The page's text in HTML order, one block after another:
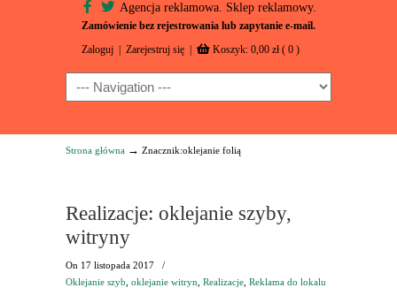
Agencja reklamowa. Sklep reklamowy.
Zamówienie bez rejestrowania lub zapytanie e-mail.
Zaloguj Zarejestruj się Koszyk: 0,00 zł ( 0 )
Navigation
Strona główna → Znacznik:oklejanie folią
Realizacje: oklejanie szyby,
witryny
On 17 listopada 2017
/
Oklejanie szyb oklejanie witryn Realizacje Reklama do lokalu